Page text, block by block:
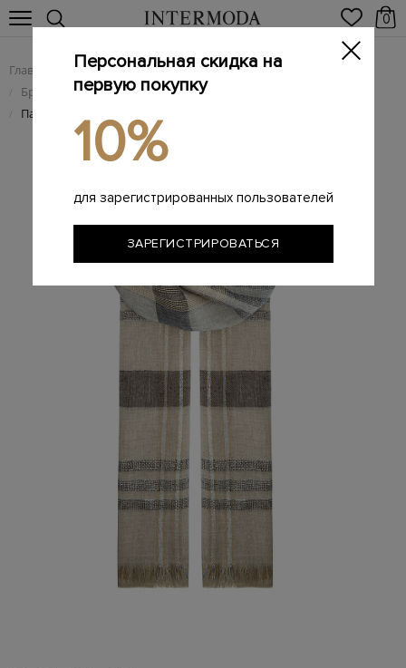
0
Главная Женщинам / Брендовые женские аксессуары
/ Брендовые женские шарфы
/ Палантин из вискозы и хлопка в клетку с нитью ламе
Персональная скидка на
первую покупку
10%
для зарегистрированных пользователей
ЗАРЕГИСТРИРОВАТЬСЯ